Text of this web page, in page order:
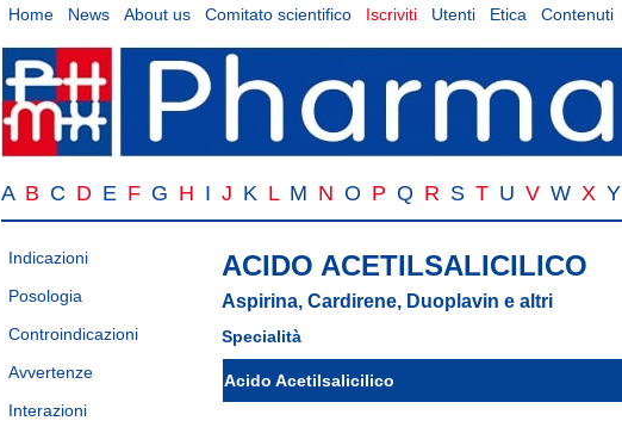
Home News About us Comitato scientifico Iscriviti Utenti Etica Contenuti
A B C D E F G H I J K L M N O P Q R S T U V W X Y
Indicazioni
Posologia
Controindicazioni
Avvertenze
Interazioni
ACIDO ACETILSALICILICO
Aspirina, Cardirene, Duoplavin e altri
Specialità
Acido Acetilsalicilico